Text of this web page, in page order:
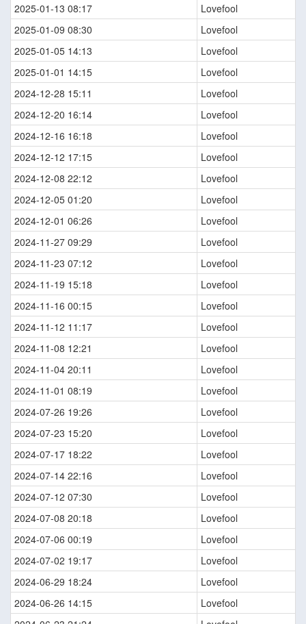
2025-01-13 08:17
Lovefool
2025-01-09 08:30
Lovefool
2025-01-05 14:13
Lovefool
2025-01-01 14:15
Lovefool
2024-12-28 15:11
Lovefool
2024-12-20 16:14
Lovefool
2024-12-16 16:18
Lovefool
2024-12-12 17:15
Lovefool
2024-12-08 22:12
Lovefool
2024-12-05 01:20
Lovefool
2024-12-01 06:26
Lovefool
2024-11-27 09:29
Lovefool
2024-11-23 07:12
Lovefool
2024-11-19 15:18
Lovefool
2024-11-16 00:15
Lovefool
2024-11-12 11:17
Lovefool
2024-11-08 12:21
Lovefool
2024-11-04 20:11
Lovefool
2024-11-01 08:19
Lovefool
2024-07-26 19:26
Lovefool
2024-07-23 15:20
Lovefool
2024-07-17 18:22
Lovefool
2024-07-14 22:16
Lovefool
2024-07-12 07:30
Lovefool
2024-07-08 20:18
Lovefool
2024-07-06 00:19
Lovefool
2024-07-02 19:17
Lovefool
2024-06-29 18:24
Lovefool
2024-06-26 14:15
Lovefool